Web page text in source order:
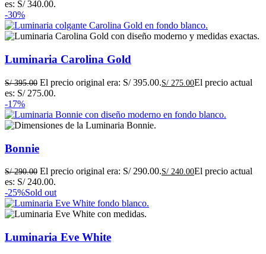
es: S/ 340.00.
-30%
Luminaria Carolina Gold
S/395.00 El precio original era: S/ 395.00.S/ 275.00El precio actual
es: S/ 275.00.
-17%
Bonnie
S/290.00 El precio original era: S/ 290.00.S/ 240.00El precio actual
es: S/ 240.00.
-25%Sold out
Luminaria Eve White